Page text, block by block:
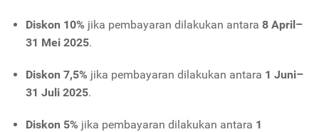
Diskon 10% jika pembayaran dilakukan antara 8 April–
31 Mei 2025.
Diskon 7,5% jika pembayaran dilakukan antara 1 Juni–
31 Juli 2025.
Diskon 5% jika pembayaran dilakukan antara 1